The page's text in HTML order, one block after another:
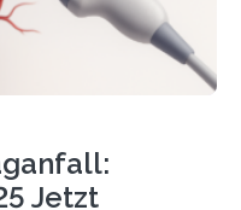
Nachricht:
in
Jetzt